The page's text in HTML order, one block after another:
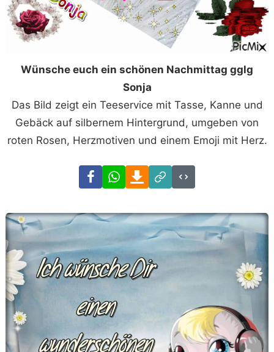
Wünsche euch ein schönen Nachmittag gglg
Sonja
Das Bild zeigt ein Teeservice mit Tasse, Kanne und
Gebäck auf silbernem Hintergrund, umgeben von
roten Rosen, Herzmotiven und einem Emoji mit Herz.
FacebookWhatsAppDownload
Link
Code